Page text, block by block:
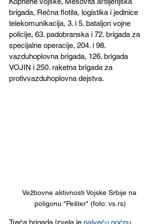
brigada, Rečna flotila, logistika i jedinice
telekomunikacija, 3. i 5. bataljon vojne
policije, 63. padobranska i 72. brigada za
specijalne operacije, 204. i 98.
vazduhoplovna brigada, 126. brigada
VOJIN i 250. raketna brigada za
protivvazduhoplovna dejstva.
Vežbovne aktivnosti Vojske Srbije na
poligonu "Pešter" (foto: vs.rs)
Treća brigada izvela je najveću noćnu